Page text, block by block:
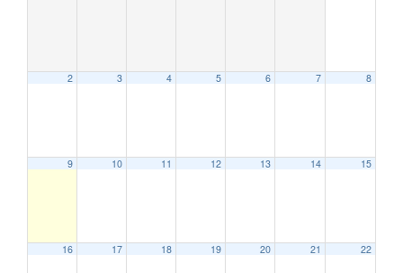
2 3 4 5 6 7 8
9 10 11 12 13 14 15
16 17 18 19 20 21 22